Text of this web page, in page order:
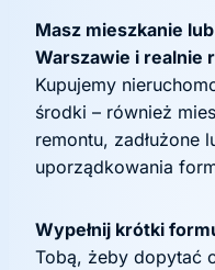
Masz mieszkanie
Warszawie i realnie
Kupujemy
środki – również
remontu, zadłużone
uporządkowania
Wypełnij krótki
Tobą, żeby dopytać